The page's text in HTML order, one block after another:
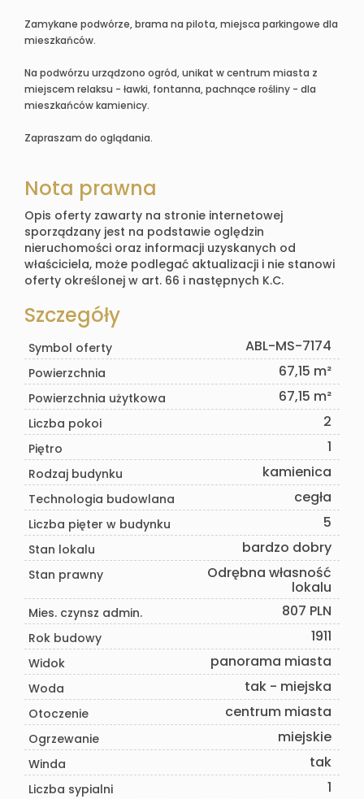
Zamykane podwórze, brama na pilota, miejsca parkingowe dla
mieszkańców.
Na podwórzu urządzono ogród, unikat w centrum miasta z
miejscem relaksu - ławki, fontanna, pachnące rośliny - dla
mieszkańców kamienicy.
Zapraszam do oglądania.
Nota prawna
Opis oferty zawarty na stronie internetowej
sporządzany jest na podstawie oględzin
nieruchomości oraz informacji uzyskanych od
właściciela, może podlegać aktualizacji i nie stanowi
oferty określonej w art. 66 i następnych K.C.
Szczegóły
Symbol oferty ABL-MS-7174
Powierzchnia 67,15 m²
Powierzchnia użytkowa 67,15 m²
Liczba pokoi 2
Piętro 1
Rodzaj budynku kamienica
Technologia budowlana cegła
Liczba pięter w budynku 5
Stan lokalu bardzo dobry
Stan prawny Odrębna własność
lokalu
Mies. czynsz admin. 807 PLN
Rok budowy 1911
Widok panorama miasta
Woda tak - miejska
Otoczenie centrum miasta
Ogrzewanie miejskie
Winda tak
Liczba sypialni 1